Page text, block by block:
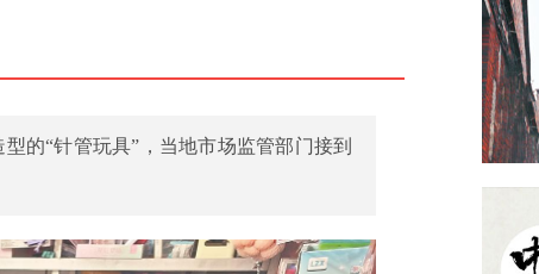
的“针管玩具”，当地市场监管部门接到